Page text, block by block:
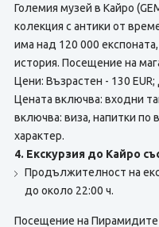
Големия музей в Кайро
колекция с антики от
има над 120 000
история. Посещение на
Цени: Възрастен - 130
Цената включва: входни
включва: виза, напитки по
характер.
4. Екскурзия до Кайро
Продължителност на
до около 22:00 ч.
Посещение на